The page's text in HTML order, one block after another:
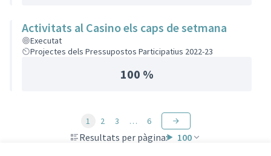
Activitats al Casino els caps de setmana
Executat
Projectes dels Pressupostos Participatius 2022-23
100 %
Resultats per pàgina: 100
1 2 3 … 6